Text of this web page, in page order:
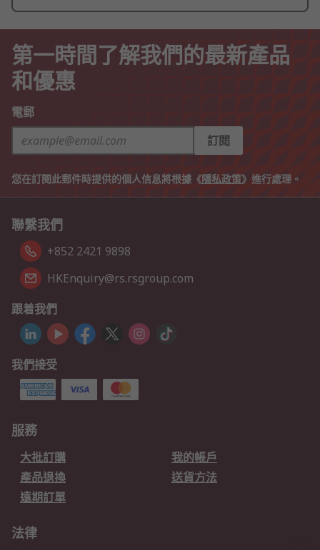
第一時間了解我們的最新產品
和優惠
電郵
訂閱
您在訂閱此郵件時提供的個人信息將根據《隱私政策》進行處理。
聯繫我們
+852 2421 9898
HKEnquiry@rs.rsgroup.com
跟着我們
我們接受
服務
大批訂購
我的帳戶
產品退換
送貨方法
遠期訂單
法律